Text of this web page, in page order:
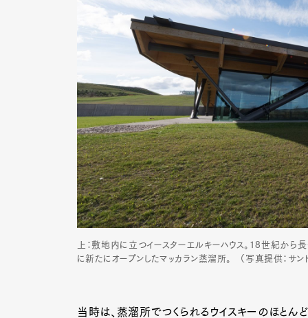
Pen
上：敷地内に立つイースターエルキーハウス。18世紀か
に新たにオープンしたマッカラン蒸溜所。 （写真提供：サン
当時は、蒸溜所でつくられるウイスキーのほとん